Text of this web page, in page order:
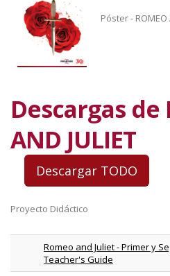
Póster - ROMEO
Descargas de
AND JULIET
Proyecto Didáctico
Romeo and Juliet - Primer y
Teacher's Guide